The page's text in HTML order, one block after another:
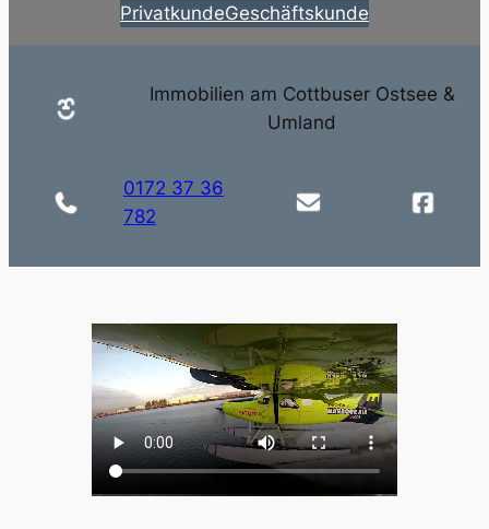
PrivatkundeGeschäftskunde
Immobilien am Cottbuser Ostsee &
Umland
0172 37 36
782